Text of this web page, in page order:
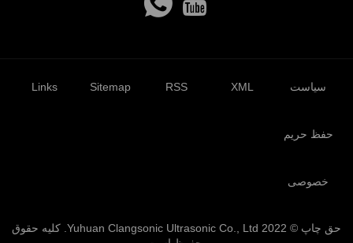
Links Sitemap RSS XML سیاست
حفظ حریم
خصوصی
حق چاپ © 2022 Yuhuan Clangsonic Ultrasonic Co., Ltd. کلیه حقوق